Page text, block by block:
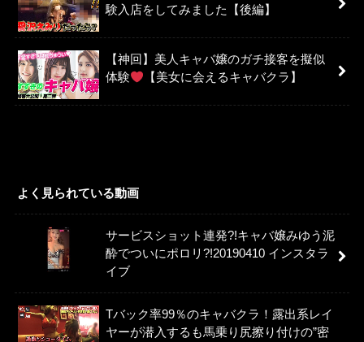
験入店をしてみました【後編】
【神回】美人キャバ嬢のガチ接客を擬似
体験
【美女に会えるキャバクラ】
よく見られている動画
サービスショット連発?!キャバ嬢みゆう泥
酔でついにポロリ?!20190410 インスタラ
イブ
Tバック率99％のキャバクラ！露出系レイ
ヤーが潜入するも馬乗り尻擦り付けの”密